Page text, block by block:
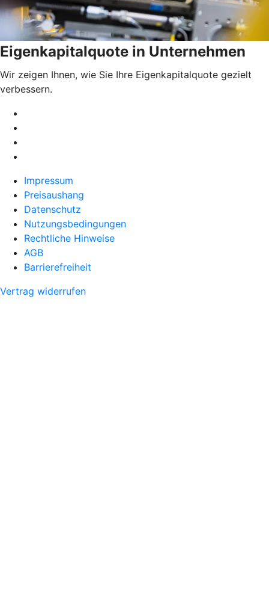
Eigenkapitalquote in Unternehmen
Wir zeigen Ihnen, wie Sie Ihre Eigenkapitalquote gezielt
verbessern.
Impressum
Preisaushang
Datenschutz
Nutzungsbedingungen
Rechtliche Hinweise
AGB
Barrierefreiheit
Vertrag widerrufen